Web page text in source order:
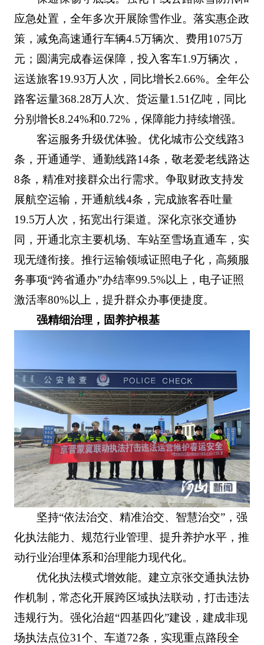
应急处置，全年多次开展除雪作业。落实惠企政
策，减免高速通行车辆4.5万辆次、费用1075万
元；圆满完成春运保障，投入客车1.9万辆次，
运送旅客19.93万人次，同比增长2.66%。全年公
路客运量368.28万人次、货运量1.51亿吨，同比
分别增长8.24%和0.72%，保障能力持续增强。
客运服务升级优体验。优化城市公交线路3
条，开通通学、通勤线路14条，敬老爱老线路达
8条，精准对接群众出行需求。争取财政支持发
展航空运输，开通航线4条，完成旅客吞吐量
19.5万人次，拓宽出行渠道。深化京张交通协
同，开通北京主要机场、车站至雪场直通车，实
现无缝衔接。推行运输领域证照电子化，高频服
务事项“跨省通办”办结率99.5%以上，电子证照
激活率80%以上，提升群众办事便捷度。
强精细治理，固养护根基
坚持“依法治交、精准治交、智慧治交”，强
化执法能力、规范行业管理、提升养护水平，推
动行业治理体系和治理能力现代化。
优化执法模式增效能。建立京张交通执法协
作机制，常态化开展跨区域执法联动，打击违法
违规行为。强化治超“四基四化”建设，建成非现
场执法点位31个、车道72条，实现重点路段全